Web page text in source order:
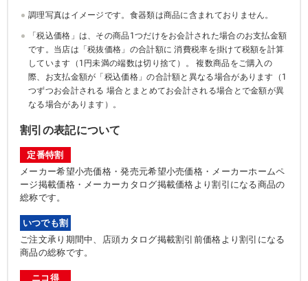
調理写真はイメージです。食器類は商品に含まれておりません。
「税込価格」は、その商品1つだけをお会計された場合のお支払金額
です。当店は「税抜価格」の合計額に 消費税率を掛けて税額を計算
しています（1円未満の端数は切り捨て）。 複数商品をご購入の
際、お支払金額が「税込価格」の合計額と異なる場合があります（1
つずつお会計される 場合とまとめてお会計される場合とで金額が異
なる場合があります）。
割引の表記について
定番特割
メーカー希望小売価格・発売元希望小売価格・メーカーホームペ
ージ掲載価格・メーカーカタログ掲載価格より割引になる商品の
総称です。
いつでも割
ご注文承り期間中、店頭カタログ掲載割引前価格より割引になる
商品の総称です。
ニコ得